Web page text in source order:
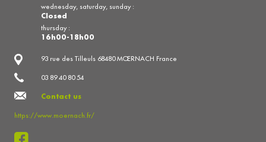
93 rue des Tilleuls 68480 MŒRNACH France
03 89 40 80 54
Contact us
https://www.moernach.fr/
wednesday, saturday, sunday :
Closed
thursday :
16h00-18h00